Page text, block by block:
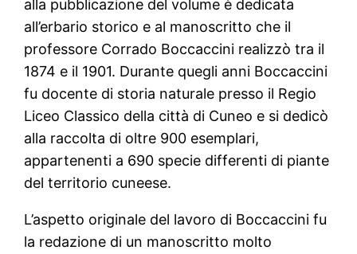
alla pubblicazione del volume è dedicata
all’erbario storico e al manoscritto che il
professore Corrado Boccaccini realizzò tra il
1874 e il 1901. Durante quegli anni Boccaccini
fu docente di storia naturale presso il Regio
Liceo Classico della città di Cuneo e si dedicò
alla raccolta di oltre 900 esemplari,
appartenenti a 690 specie differenti di piante
del territorio cuneese.
L’aspetto originale del lavoro di Boccaccini fu
la redazione di un manoscritto molto